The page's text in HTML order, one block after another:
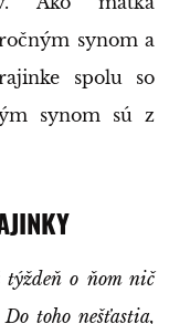
synom a
spolu so
synom sú z
týždeň o ňom nič
toho nešťastia,